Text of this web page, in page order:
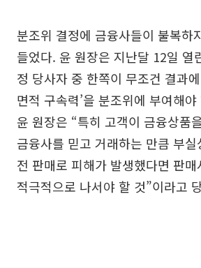
분조위 결정에 금융사들이 불복하
들었다. 윤 원장은 지난달 12일 열
정 당사자 중 한쪽이 무조건 결과
면적 구속력’을 분조위에 부여해
윤 원장은 “특히 고객이 금융상품
금융사를 믿고 거래하는 만큼 부
전 판매로 피해가 발생했다면 판
적극적으로 나서야 할 것”이라고